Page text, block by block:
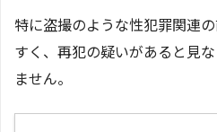
特に盗撮のような性犯罪関連
すく、再犯の疑いがあると見
ません。